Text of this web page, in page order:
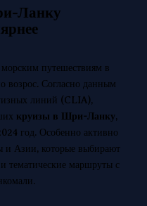
Ланку
морским путешествиям в
возрос. Согласно данным
линий (CLIA),
круизы в Шри-Ланку,
год. Особенно активно
и Азии, которые выбирают
тематические маршруты с